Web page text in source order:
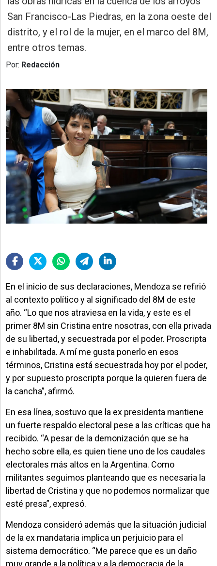
Educación
»
Gestión
»
Sociedad
San Francisco-Las Piedras, en la zona oeste del
distrito, y el rol de la mujer, en el marco del 8M,
entre otros temas.
Por: Redacción
En el inicio de sus declaraciones, Mendoza se refirió
al contexto político y al significado del 8M de este
año. “Lo que nos atraviesa en la vida, y este es el
primer 8M sin Cristina entre nosotras, con ella privada
de su libertad, y secuestrada por el poder. Proscripta
e inhabilitada. A mí me gusta ponerlo en esos
términos, Cristina está secuestrada hoy por el poder,
y por supuesto proscripta porque la quieren fuera de
la cancha”, afirmó.
En esa línea, sostuvo que la ex presidenta mantiene
un fuerte respaldo electoral pese a las críticas que ha
recibido. “A pesar de la demonización que se ha
hecho sobre ella, es quien tiene uno de los caudales
electorales más altos en la Argentina. Como
militantes seguimos planteando que es necesaria la
libertad de Cristina y que no podemos normalizar que
esté presa”, expresó.
Mendoza consideró además que la situación judicial
de la ex mandataria implica un perjuicio para el
sistema democrático. “Me parece que es un daño
muy grande a la política y a la democracia de la